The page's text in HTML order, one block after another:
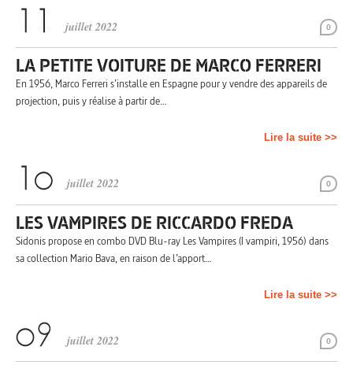
0
juillet 2022
LA PETITE VOITURE DE MARCO FERRERI
En 1956, Marco Ferreri s’installe en Espagne pour y vendre des appareils de
projection, puis y réalise à partir de…
Lire la suite >>
0
juillet 2022
LES VAMPIRES DE RICCARDO FREDA
Sidonis propose en combo DVD Blu-ray Les Vampires (I vampiri, 1956) dans
sa collection Mario Bava, en raison de l’apport…
Lire la suite >>
0
juillet 2022